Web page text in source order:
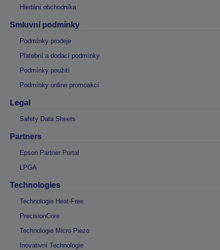
Hledání obchodníka
Smluvní podmínky
Podmínky prodeje
Platební a dodací podmínky
Podmínky použití
Podmínky online promoakcí
Legal
Safety Data Sheets
Partners
Epson Partner Portal
LPGA
Technologies
Technologie Heat-Free
PrecisionCore
Technologie Micro Piezo
Inovativní Technologie